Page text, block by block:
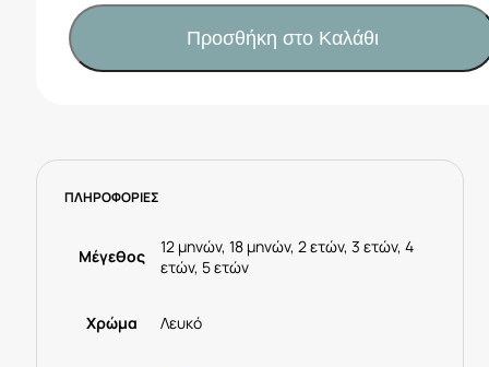
με
βερμούδα
λευκό
22082008
Προσθήκη στο Καλάθι
ΠΛΗΡΟΦΟΡΙΕΣ
Μέγεθος
12 μηνών, 18 μηνών, 2 ετών, 3 ετών, 4
ετών, 5 ετών
Χρώμα Λευκό